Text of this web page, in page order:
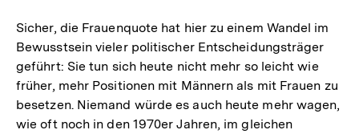
Sicher, die Frauenquote hat hier zu einem Wandel im
Bewusstsein vieler politischer Entscheidungsträger
geführt: Sie tun sich heute nicht mehr so leicht wie
früher, mehr Positionen mit Männern als mit Frauen zu
besetzen. Niemand würde es auch heute mehr wagen,
wie oft noch in den 1970er Jahren, im gleichen